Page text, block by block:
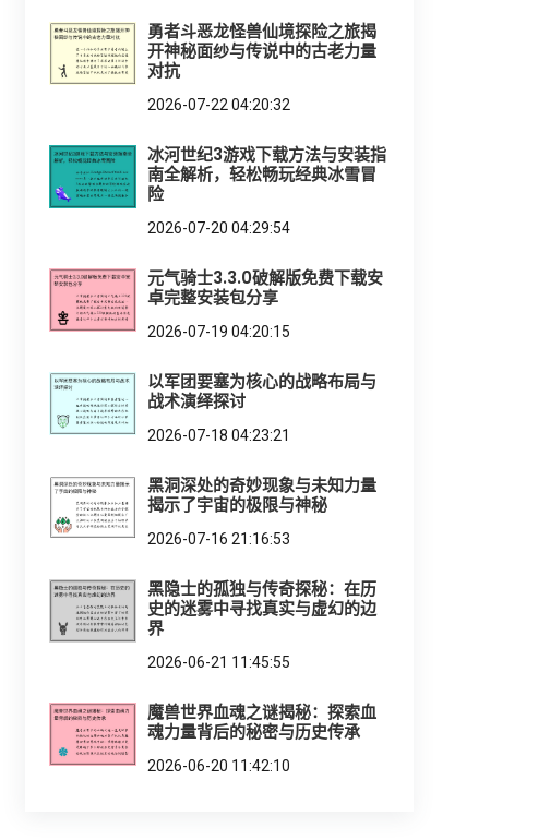
勇者斗恶龙怪兽仙境探险之旅揭
开神秘面纱与传说中的古老力量
对抗
2026-07-22 04:20:32
冰河世纪3游戏下载方法与安装指
南全解析，轻松畅玩经典冰雪冒
险
2026-07-20 04:29:54
元气骑士3.3.0破解版免费下载安
卓完整安装包分享
2026-07-19 04:20:15
以军团要塞为核心的战略布局与
战术演绎探讨
2026-07-18 04:23:21
黑洞深处的奇妙现象与未知力量
揭示了宇宙的极限与神秘
2026-07-16 21:16:53
黑隐士的孤独与传奇探秘：在历
史的迷雾中寻找真实与虚幻的边
界
2026-06-21 11:45:55
魔兽世界血魂之谜揭秘：探索血
魂力量背后的秘密与历史传承
2026-06-20 11:42:10